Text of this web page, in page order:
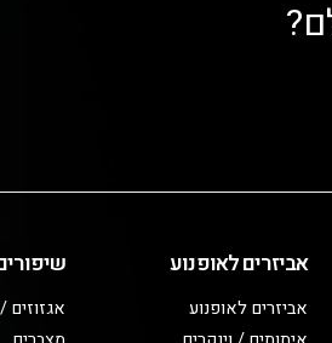
אביזרים לאופנוע
אביזרים לאופנוע